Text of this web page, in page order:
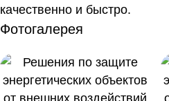
качественно и быстро.
Фотогалерея